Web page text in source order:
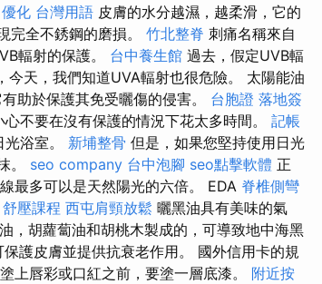
優化 台灣用語 皮膚的水分越濕，越柔滑，它的
完全不銹鋼的磨損。 竹北整脊 刺痛名稱來自
輻射的保護。 台中養生館 過去，假定UVB輻
今天，我們知道UVA輻射也很危險。 太陽能油
助於保護其免受曬傷的侵害。 台胞證 落地簽
不要在沒有保護的情況下花太多時間。 記帳
浴室。 新埔整骨 但是，如果您堅持使用日光
。 seo company 台中泡腳 seo點擊軟體 正
最多可以是天然陽光的六倍。 EDA 脊椎側彎
舒壓課程 西屯肩頸放鬆 曬黑油具有美味的氣
，胡蘿蔔油和胡桃木製成的，可導致地中海黑
護皮膚並提供抗衰老作用。 國外信用卡的規
上唇彩或口紅之前，要塗一層底漆。 附近按